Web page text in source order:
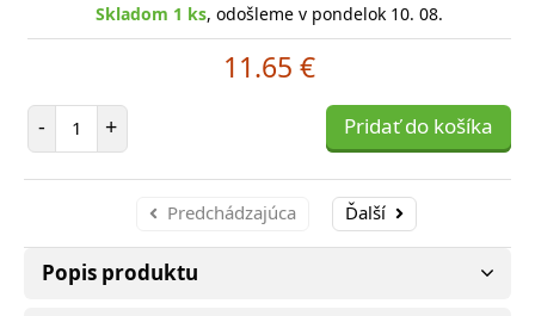
Skladom 1 ks, odošleme v pondelok 10. 08.
11.65 €
- Počet položiek
+ Pridať do košíka
Predchádzajúca Ďalší
Popis produktu